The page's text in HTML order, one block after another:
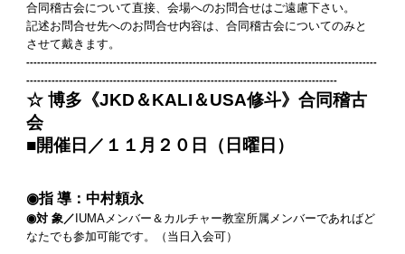
合同稽古会について直接、会場へのお問合せはご遠慮下さい。
記述お問合せ先へのお問合せ内容は、合同稽古会についてのみと
させて戴きます。
-------------------------------------------------------------------------------------------------
--------------------------------------------------------------------------------------
☆ 博多《JKD＆KALI＆USA修斗》合同稽古
会
■開催日／１１月２０日（日曜日）
◉指 導：中村頼永
◉対 象／ IUMAメンバー＆カルチャー教室所属メンバーであればど
なたでも参加可能です。（当日入会可）